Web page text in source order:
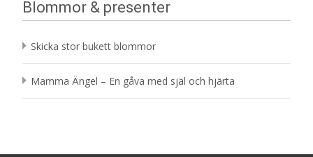
Blommor & presenter
Skicka stor bukett blommor
Mamma Ängel – En gåva med själ och hjärta